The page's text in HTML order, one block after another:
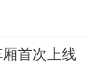
首次上线